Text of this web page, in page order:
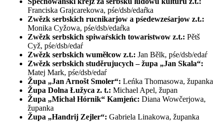
Lisćina pśedsedarjow
1880 – 1898 Jan Bjedrich Tešnaŕ
1899 – 1913 Měto Korjeńk
1913 – 1933 Wylem Fryco Nowy
Franciska Grajcarekowa, pśe/dsb/edaŕka
Zwězk serbskich rucnikarjow a pśedewześarjow z.t.:
Monika Cyžowa, pśe/dsb/edaŕka
Zwězk serbskich spiwaŕskich towaristwow z.t.: Pětš
Cyž, pśe/dsb/edaŕ
Zwězk serbskich wuměłcow z.t.: Jan Bělk, pśe/dsb/edaŕ
Zwězk serbskich studěrujucych – župa „Jan Skala“:
Matej Mark, pśe/dsb/edaŕ
Župa „Jan Arnošt Smoler“: Leńka Thomasowa, županka
Župa Dolna Łužyca z. t.: Michael Apel, župan
Župa „Michał Hórnik“ Kamjeńc: Diana Wowčerjowa,
županka
Župa „Handrij Zejler“: Gabriela Linakowa, županka